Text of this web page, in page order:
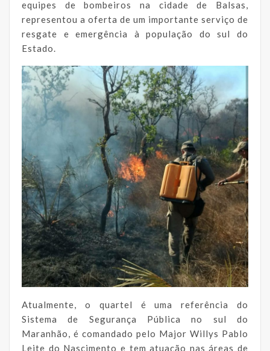
equipes de bombeiros na cidade de Balsas,
representou a oferta de um importante serviço de
resgate e emergência à população do sul do
Estado.
Atualmente, o quartel é uma referência do
Sistema de Segurança Pública no sul do
Maranhão, é comandado pelo Major Willys Pablo
Leite do Nascimento e tem atuação nas áreas de